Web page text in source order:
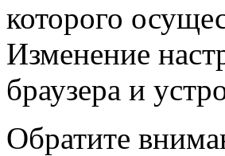
которого
Изменение
браузера и
Обратите